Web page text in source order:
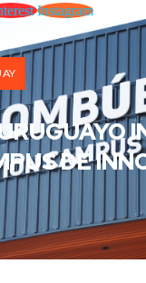
Instagram
DE